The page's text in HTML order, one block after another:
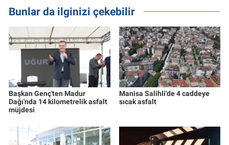
Bunlar da ilginizi çekebilir
Başkan Genç'ten Madur
Dağı'nda 14 kilometrelik asfalt
müjdesi
Manisa Salihli'de 4 caddeye
sıcak asfalt